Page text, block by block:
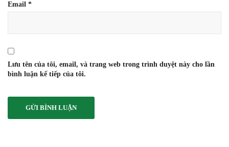
Email *
Lưu tên của tôi, email, và trang web trong trình duyệt này cho lần
bình luận kế tiếp của tôi.